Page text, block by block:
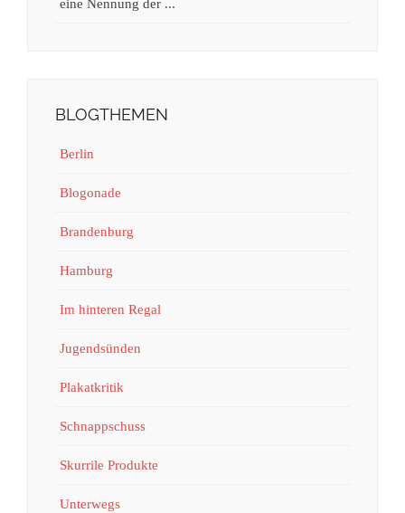
eine Nennung der ...
BLOGTHEMEN
Berlin
Blogonade
Brandenburg
Hamburg
Im hinteren Regal
Jugendsünden
Plakatkritik
Schnappschuss
Skurrile Produkte
Unterwegs